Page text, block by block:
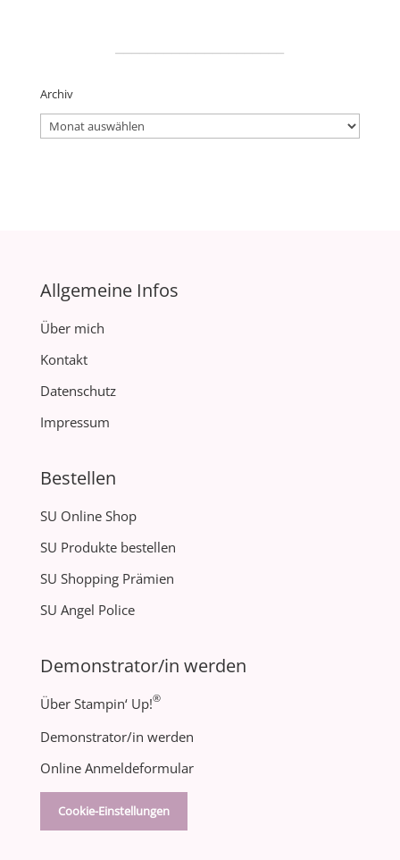
Archiv
Archiv
Allgemeine Infos
Über mich
Kontakt
Datenschutz
Impressum
Bestellen
SU Online Shop
SU Produkte bestellen
SU Shopping Prämien
SU Angel Police
Demonstrator/in werden
Über Stampin‘ Up!®
Demonstrator/in werden
Online Anmeldeformular
Cookie-Einstellungen